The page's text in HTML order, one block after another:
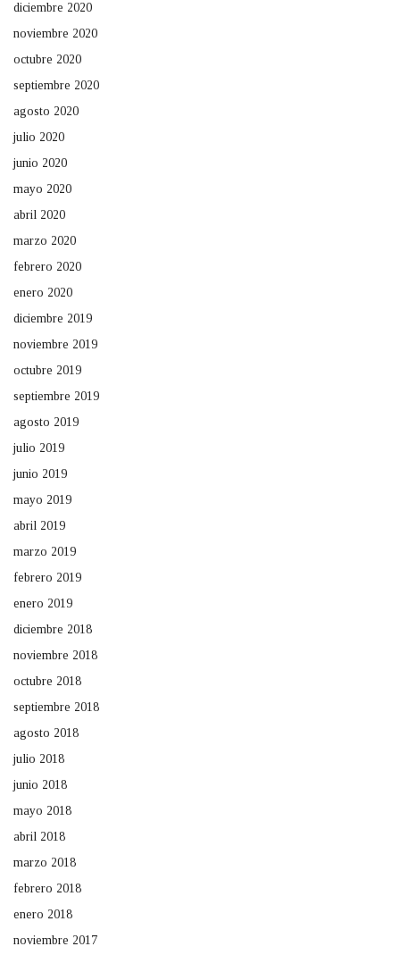
diciembre 2020
noviembre 2020
octubre 2020
septiembre 2020
agosto 2020
julio 2020
junio 2020
mayo 2020
abril 2020
marzo 2020
febrero 2020
enero 2020
diciembre 2019
noviembre 2019
octubre 2019
septiembre 2019
agosto 2019
julio 2019
junio 2019
mayo 2019
abril 2019
marzo 2019
febrero 2019
enero 2019
diciembre 2018
noviembre 2018
octubre 2018
septiembre 2018
agosto 2018
julio 2018
junio 2018
mayo 2018
abril 2018
marzo 2018
febrero 2018
enero 2018
noviembre 2017